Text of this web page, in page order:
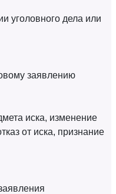
уголовного дела или
заявлению
иска, изменение
от иска, признание